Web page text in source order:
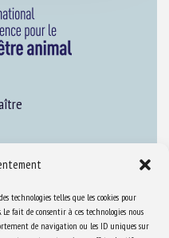
technologies telles que les cookies pour
fait de consentir à ces technologies nous
de navigation ou les ID uniques sur
le BEA